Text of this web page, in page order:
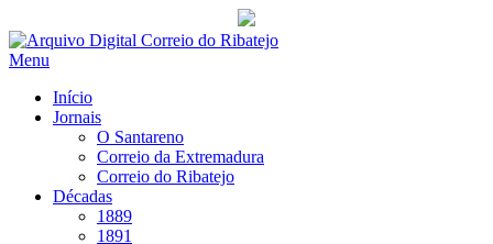
Saltar
para
Menu
Início
Jornais
O Santareno
Correio da Extremadura
Correio do Ribatejo
Décadas
1889
1891